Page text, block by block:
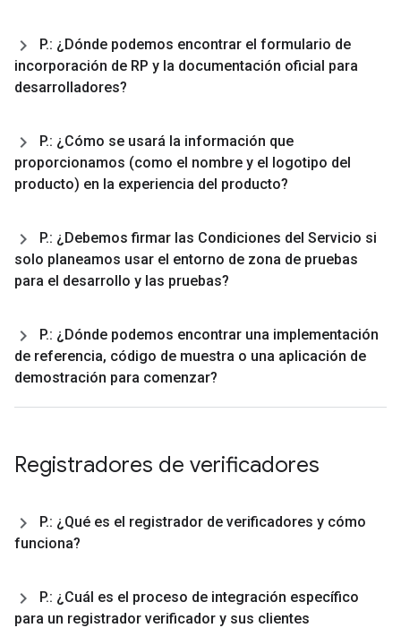
P.: ¿Dónde podemos encontrar el formulario de
incorporación de RP y la documentación oficial para
desarrolladores?
P.: ¿Cómo se usará la información que
proporcionamos (como el nombre y el logotipo del
producto) en la experiencia del producto?
P.: ¿Debemos firmar las Condiciones del Servicio si
solo planeamos usar el entorno de zona de pruebas
para el desarrollo y las pruebas?
P.: ¿Dónde podemos encontrar una implementación
de referencia, código de muestra o una aplicación de
demostración para comenzar?
Registradores de verificadores
P.: ¿Qué es el registrador de verificadores y cómo
funciona?
P.: ¿Cuál es el proceso de integración específico
para un registrador verificador y sus clientes